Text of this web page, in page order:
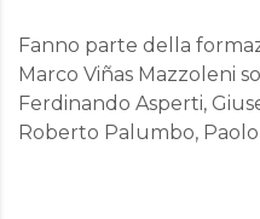
Fanno parte della
Marco Viñas Mazzoleni
Ferdinando Asperti,
Roberto Palumbo,